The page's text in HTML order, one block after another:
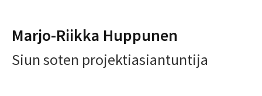
Marjo-Riikka Huppunen
Siun soten projektiasiantuntija